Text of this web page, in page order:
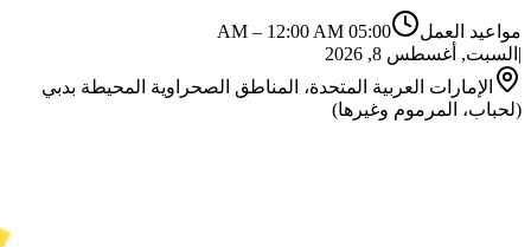
مواعيد العمل 05:00 AM
– 12:00 AM
| السبت, أغسطس 8, 2026
الإمارات العربية المتحدة، المناطق الصحراوية المحيطة بدبي
(لحباب، المرموم وغيرها)